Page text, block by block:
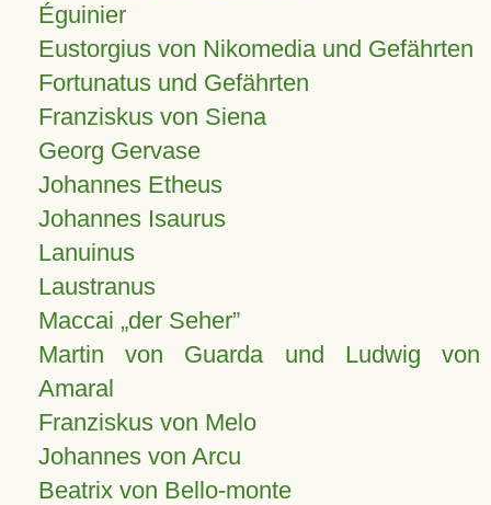
Éguinier
Eustorgius von Nikomedia und Gefährten
Fortunatus und Gefährten
Franziskus von Siena
Georg Gervase
Johannes Etheus
Johannes Isaurus
Lanuinus
Laustranus
Maccai „der Seher”
Martin von Guarda und Ludwig von
Amaral
Franziskus von Melo
Johannes von Arcu
Beatrix von Bello-monte